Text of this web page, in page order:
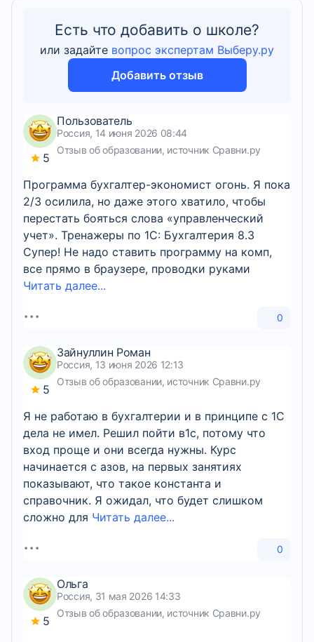
Есть что добавить о школе?
или задайте вопрос экспертам Выберу.ру
Добавить отзыв
5
Пользователь
Россия, 14 июня 2026 08:44
Отзыв об образовании, источник Сравни.ру
Программа бухгалтер-экономист огонь. Я пока
2/3 осилила, но даже этого хватило, чтобы
перестать бояться слова «управленческий
учет». Тренажеры по 1С: Бухгалтерия 8.3
Супер! Не надо ставить программу на комп,
все прямо в браузере, проводки руками
Читать далее...
0
5
Зайнуллин Роман
Россия, 13 июня 2026 12:13
Отзыв об образовании, источник Сравни.ру
Я не работаю в бухгалтерии и в принципе с 1С
дела не имел. Решил пойти в1с, потому что
вход проще и они всегда нужны. Курс
начинается с азов, на первых занятиях
показывают, что такое константа и
справочник. Я ожидал, что будет слишком
сложно для Читать далее...
0
5
Ольга
Россия, 31 мая 2026 14:33
Отзыв об образовании, источник Сравни.ру